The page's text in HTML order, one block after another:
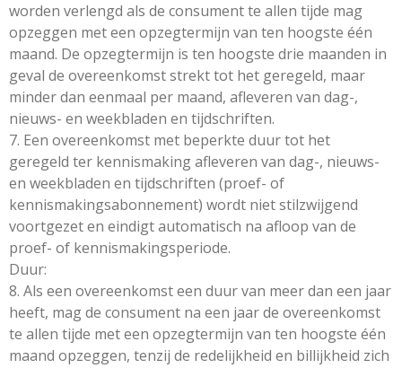
worden verlengd als de consument te allen tijde mag
opzeggen met een opzegtermijn van ten hoogste één
maand. De opzegtermijn is ten hoogste drie maanden in
geval de overeenkomst strekt tot het geregeld, maar
minder dan eenmaal per maand, afleveren van dag-,
nieuws- en weekbladen en tijdschriften.
7. Een overeenkomst met beperkte duur tot het
geregeld ter kennismaking afleveren van dag-, nieuws-
en weekbladen en tijdschriften (proef- of
kennismakingsabonnement) wordt niet stilzwijgend
voortgezet en eindigt automatisch na afloop van de
proef- of kennismakingsperiode.
Duur:
8. Als een overeenkomst een duur van meer dan een jaar
heeft, mag de consument na een jaar de overeenkomst
te allen tijde met een opzegtermijn van ten hoogste één
maand opzeggen, tenzij de redelijkheid en billijkheid zich